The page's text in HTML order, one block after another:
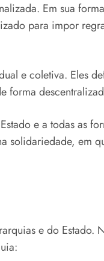
Em sua
para impor
e coletiva. Eles
forma
e a todas as
solidariedade, em
e do Estado.